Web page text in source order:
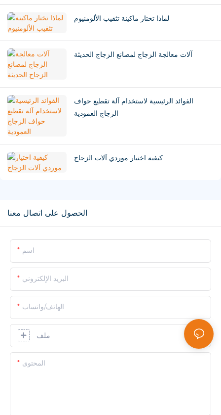
لماذا تختار ماكينة تثقيب الألومنيوم
آلات معالجة الزجاج لمصانع الزجاج الحديثة
الفوائد الرئيسية لاستخدام آلة تقطيع حواف
الزجاج العمودية
كيفية اختيار موردي آلات الزجاج
الحصول على اتصال معنا
اسم
البريد الإلكتروني
الهاتف/واتساب
ملف
المحتوى